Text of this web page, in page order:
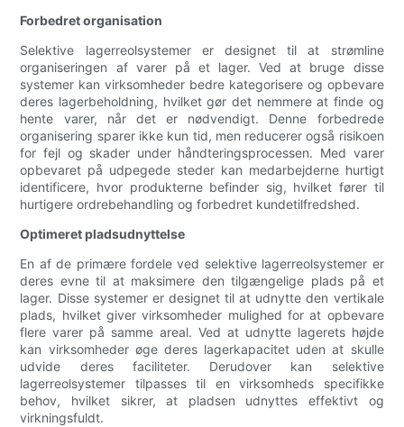
Forbedret organisation
Selektive lagerreolsystemer er designet til at strømline
organiseringen af ​​varer på et lager. Ved at bruge disse
systemer kan virksomheder bedre kategorisere og opbevare
deres lagerbeholdning, hvilket gør det nemmere at finde og
hente varer, når det er nødvendigt. Denne forbedrede
organisering sparer ikke kun tid, men reducerer også risikoen
for fejl og skader under håndteringsprocessen. Med varer
opbevaret på udpegede steder kan medarbejderne hurtigt
identificere, hvor produkterne befinder sig, hvilket fører til
hurtigere ordrebehandling og forbedret kundetilfredshed.
Optimeret pladsudnyttelse
En af de primære fordele ved selektive lagerreolsystemer er
deres evne til at maksimere den tilgængelige plads på et
lager. Disse systemer er designet til at udnytte den vertikale
plads, hvilket giver virksomheder mulighed for at opbevare
flere varer på samme areal. Ved at udnytte lagerets højde
kan virksomheder øge deres lagerkapacitet uden at skulle
udvide deres faciliteter. Derudover kan selektive
lagerreolsystemer tilpasses til en virksomheds specifikke
behov, hvilket sikrer, at pladsen udnyttes effektivt og
virkningsfuldt.